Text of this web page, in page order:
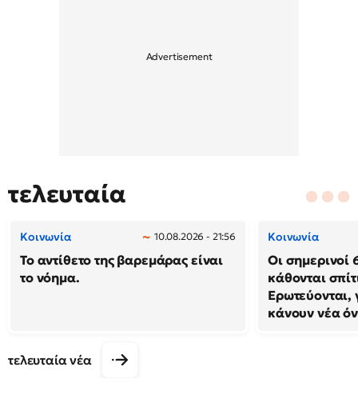
τελευταία
Κοινωνία 10.08.2026 - 21:56
Το αντίθετο της βαρεμάρας είναι
το νόημα.
Κοινωνία
Οι σημερινοί
κάθονται
Ερωτεύονται,
κάνουν νέα
τελευταία νέα